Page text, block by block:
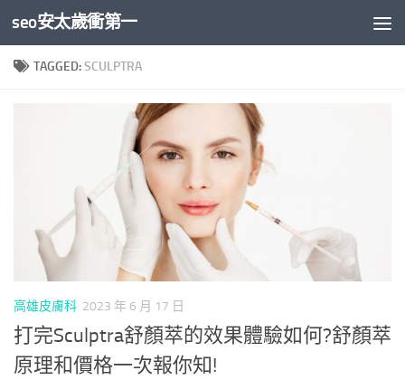
Skip to content
seo安太歲衝第一
TAGGED:SCULPTRA
高雄皮膚科 2023 年 6 月 17 日
打完Sculptra舒顏萃的效果體驗如何?舒顏萃
原理和價格一次報你知!